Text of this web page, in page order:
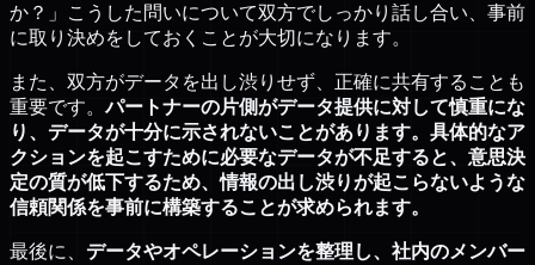
か？」こうした問いについて双方でしっかり話し合い、事前
に取り決めをしておくことが大切になります。
また、双方がデータを出し渋りせず、正確に共有することも
重要です。パートナーの片側がデータ提供に対して慎重にな
り、データが十分に示されないことがあります。具体的なア
クションを起こすために必要なデータが不足すると、意思決
定の質が低下するため、情報の出し渋りが起こらないような
信頼関係を事前に構築することが求められます。
最後に、 データやオペレーションを整理し、社内のメンバー